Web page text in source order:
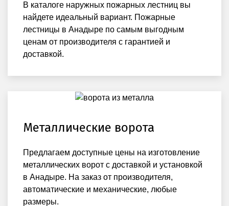
В каталоге наружных пожарных лестниц вы
найдете идеальный вариант. Пожарные
лестницы в Анадыре по самым выгодным
ценам от производителя с гарантией и
доставкой.
Металлические ворота
Предлагаем доступные цены на изготовление
металлических ворот с доставкой и установкой
в Анадыре. На заказ от производителя,
автоматические и механические, любые
размеры.